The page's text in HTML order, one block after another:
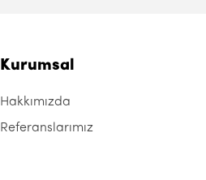
Kurumsal
Hakkımızda
Referanslarımız